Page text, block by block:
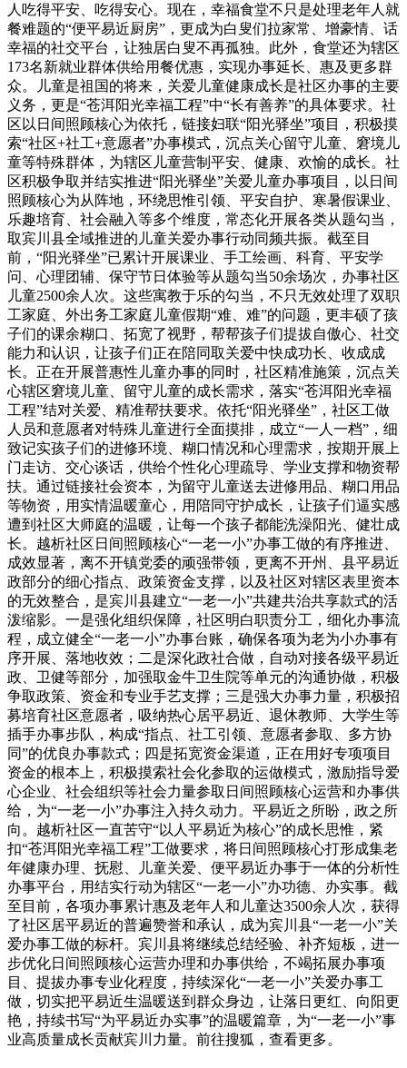
人吃得平安、吃得安心。现在，幸福食堂不只是处理老年人就
餐难题的“便平易近厨房”，更成为白叟们拉家常、增豪情、话
幸福的社交平台，让独居白叟不再孤独。此外，食堂还为辖区
173名新就业群体供给用餐优惠，实现办事延长、惠及更多群
众。儿童是祖国的将来，关爱儿童健康成长是社区办事的主要
义务，更是“苍洱阳光幸福工程”中“长有善养”的具体要求。社
区以日间照顾核心为依托，链接妇联“阳光驿坐”项目，积极摸
索“社区+社工+意愿者”办事模式，沉点关心留守儿童、窘境儿
童等特殊群体，为辖区儿童营制平安、健康、欢愉的成长。社
区积极争取并结实推进“阳光驿坐”关爱儿童办事项目，以日间
照顾核心为从阵地，环绕思惟引领、平安自护、寒暑假课业、
乐趣培育、社会融入等多个维度，常态化开展各类从题勾当，
取宾川县全域推进的儿童关爱办事行动同频共振。截至目
前，“阳光驿坐”已累计开展课业、手工绘画、科育、平安学
问、心理团辅、保守节日体验等从题勾当50余场次，办事社区
儿童2500余人次。这些寓教于乐的勾当，不只无效处理了双职
工家庭、外出务工家庭儿童假期“难、难”的问题，更丰硕了孩
子们的课余糊口、拓宽了视野，帮帮孩子们提拔自傲心、社交
能力和认识，让孩子们正在陪同取关爱中快成功长、收成成
长。正在开展普惠性儿童办事的同时，社区精准施策，沉点关
心辖区窘境儿童、留守儿童的成长需求，落实“苍洱阳光幸福
工程”结对关爱、精准帮扶要求。依托“阳光驿坐”，社区工做
人员和意愿者对特殊儿童进行全面摸排，成立“一人一档”，细
致记实孩子们的进修环境、糊口情况和心理需求，按期开展上
门走访、交心谈话，供给个性化心理疏导、学业支撑和物资帮
扶。通过链接社会资本，为留守儿童送去进修用品、糊口用品
等物资，用实情温暖童心，用陪同守护成长，让孩子们逼实感
遭到社区大师庭的温暖，让每一个孩子都能洗澡阳光、健壮成
长。越析社区日间照顾核心“一老一小”办事工做的有序推进、
成效显著，离不开镇党委的顽强带领，更离不开州、县平易近
政部分的细心指点、政策资金支撑，以及社区对辖区表里资本
的无效整合，是宾川县建立“一老一小”共建共治共享款式的活
泼缩影。一是强化组织保障，社区明白职责分工，细化办事流
程，成立健全“一老一小”办事台账，确保各项为老为小办事有
序开展、落地收效；二是深化政社合做，自动对接各级平易近
政、卫健等部分，加强取金牛卫生院等单元的沟通协做，积极
争取政策、资金和专业手艺支撑；三是强大办事力量，积极招
募培育社区意愿者，吸纳热心居平易近、退休教师、大学生等
插手办事步队，构成“指点、社工引领、意愿者参取、多方协
同”的优良办事款式；四是拓宽资金渠道，正在用好专项项目
资金的根本上，积极摸索社会化参取的运做模式，激励指导爱
心企业、社会组织等社会力量参取日间照顾核心运营和办事供
给，为“一老一小”办事注入持久动力。平易近之所盼，政之所
向。越析社区一直苦守“以人平易近为核心”的成长思惟，紧
扣“苍洱阳光幸福工程”工做要求，将日间照顾核心打形成集老
年健康办理、抚慰、儿童关爱、便平易近办事于一体的分析性
办事平台，用结实行动为辖区“一老一小”办功德、办实事。截
至目前，各项办事累计惠及老年人和儿童达3500余人次，获得
了社区居平易近的普遍赞誉和承认，成为宾川县“一老一小”关
爱办事工做的标杆。宾川县将继续总结经验、补齐短板，进一
步优化日间照顾核心运营办理和办事供给，不竭拓展办事项
目、提拔办事专业化程度，持续深化“一老一小”关爱办事工
做，切实把平易近生温暖送到群众身边，让落日更红、向阳更
艳，持续书写“为平易近办实事”的温暖篇章，为“一老一小”事
业高质量成长贡献宾川力量。前往搜狐，查看更多。